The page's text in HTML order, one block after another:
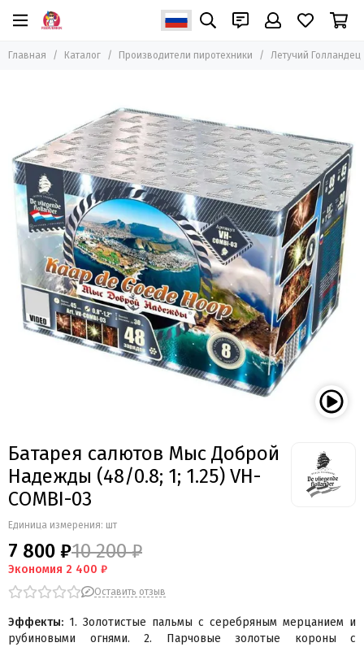
Производители пиротехники
PIROFF Fireworks
Летучий Голландец
Премьер Салют
Салют Сервис КМВ
Урал Салют
Супер Салют
Народный Фейерверк
ТК Сервис
ТСЗ
Пиро-Каскад
MAXSEM
Бомбардир
УПЗ
Русская пиротехника
Веселая Затея
Салют России
Русская петарда
Главная Каталог Производители пиротехники Летучий Голландец
Батарея салютов Мыс Доброй
Надежды (48/0.8; 1; 1.25) VH-
COMBI-03
Единица измерения: шт
7 800 ₽10 200 ₽
Экономия 2 400 ₽
Оставить отзыв
Эффекты: 1. Золотистые пальмы с серебряным мерцанием и
рубиновыми огнями. 2. Парчовые золотые короны с